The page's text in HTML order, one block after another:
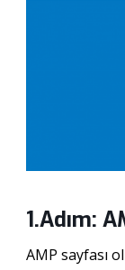
1.Adım:
AMP sayfası